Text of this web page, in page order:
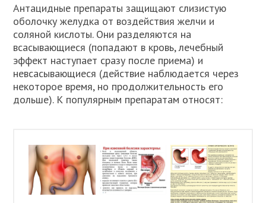
Антацидные препараты защищают слизистую
оболочку желудка от воздействия желчи и
соляной кислоты. Они разделяются на
всасывающиеся (попадают в кровь, лечебный
эффект наступает сразу после приема) и
невсасывающиеся (действие наблюдается через
некоторое время, но продолжительность его
дольше). К популярным препаратам относят: